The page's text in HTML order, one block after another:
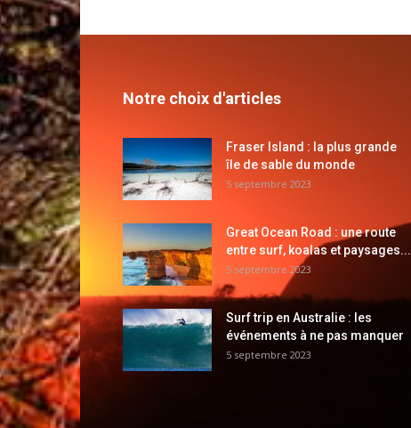
Notre choix d'articles
Fraser Island : la plus grande
île de sable du monde
5 septembre 2023
Great Ocean Road : une route
entre surf, koalas et paysages...
5 septembre 2023
Surf trip en Australie : les
événements à ne pas manquer
5 septembre 2023